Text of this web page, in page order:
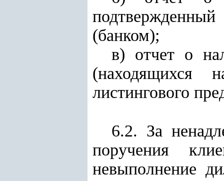
(банком);
в) отчет о
листингового
6.2. За
поручения
невыполнение